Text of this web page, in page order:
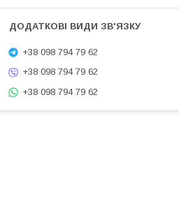
+38 098 794 79 62
+38 098 794 79 62
+38 098 794 79 62